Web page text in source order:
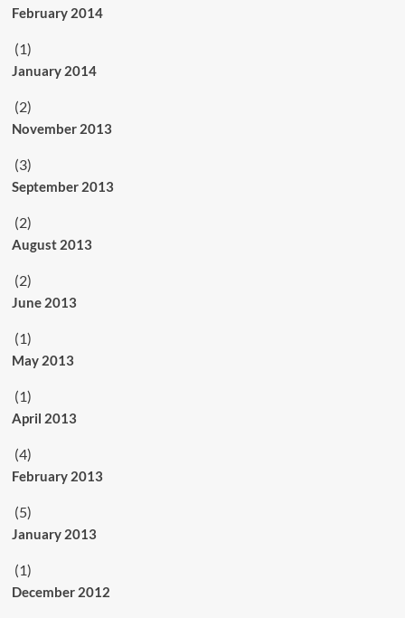
February 2014
(1)
January 2014
(2)
November 2013
(3)
September 2013
(2)
August 2013
(2)
June 2013
(1)
May 2013
(1)
April 2013
(4)
February 2013
(5)
January 2013
(1)
December 2012